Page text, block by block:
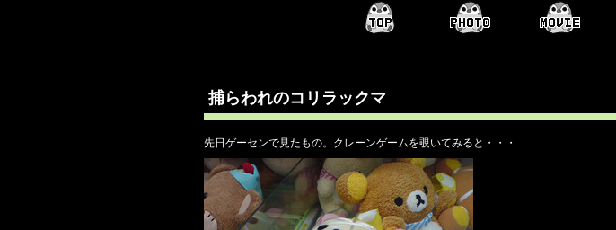
捕らわれのコリラックマ
先日ゲーセンで見たもの。クレーンゲームを覗いてみると・・・